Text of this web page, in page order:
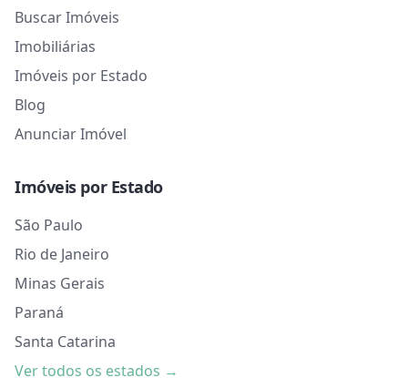
Buscar Imóveis
Imobiliárias
Imóveis por Estado
Blog
Anunciar Imóvel
Imóveis por Estado
São Paulo
Rio de Janeiro
Minas Gerais
Paraná
Santa Catarina
Ver todos os estados →